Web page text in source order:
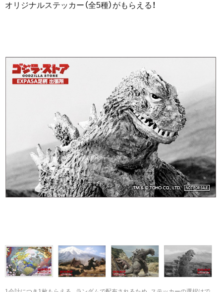
オリジナルステッカー（全5種）がもらえる！